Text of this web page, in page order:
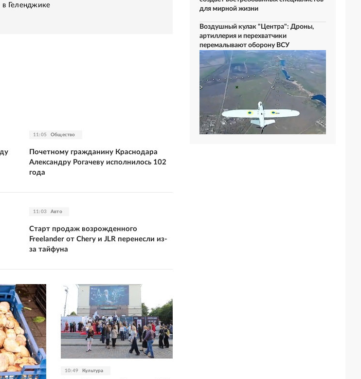
Геленджике
11:05 Общество
Почетному гражданину Краснодара
Александру Рогачеву исполнилось 102
года
11:03 Авто
Старт продаж возрожденного
Freelander от Chery и JLR перенесли из-
за тайфуна
10:49 Культура
для мирной жизни
Воздушный кулак "Центра": Дроны,
артиллерия и перехватчики
перемалывают оборону ВСУ